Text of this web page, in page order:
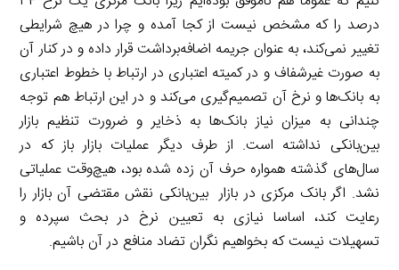
درصد را که مشخص نیست از کجا آمده و چرا در هیچ شرایطی
تغییر نمی‌کند، به عنوان جریمه اضافه‌برداشت قرار داده و در کنار آن
به صورت غیرشفاف و در کمیته اعتباری در ارتباط با خطوط اعتباری
به بانک‌ها و نرخ آن تصمیم‌گیری می‌کند و در این ارتباط هم توجه
چندانی به میزان نیاز بانک‌ها به ذخایر و ضرورت تنظیم بازار
بین‌بانکی نداشته است. از طرف دیگر عملیات بازار باز که در
سال‌های گذشته همواره حرف آن زده شده بود، هیچ‌وقت عملیاتی
نشد. اگر بانک مرکزی در بازار بین‌بانکی نقش مقتضی آن بازار را
رعایت کند، اساسا نیازی به تعیین نرخ در بحث سپرده و
تسهیلات نیست که بخواهیم نگران تضاد منافع در آن باشیم.